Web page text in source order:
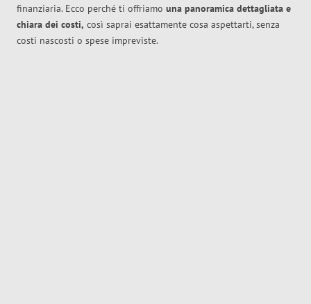
finanziaria. Ecco perché ti offriamo una panoramica dettagliata e
chiara dei costi, così saprai esattamente cosa aspettarti, senza
costi nascosti o spese impreviste.